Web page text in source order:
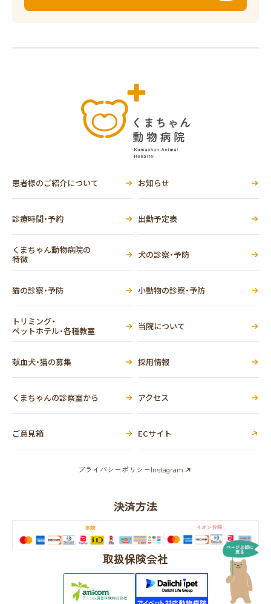
患者様のご紹介について お知らせ
診療時間・予約 出勤予定表
くまちゃん動物病院の
特徴
犬の診察・予防
猫の診察・予防 小動物の診察・予防
トリミング・
ペットホテル・各種教室
当院について
献血犬・猫の募集 採用情報
くまちゃんの診察室から アクセス
ご意見箱 ECサイト
プライバシーポリシーInstagram
決済方法
取扱保険会社